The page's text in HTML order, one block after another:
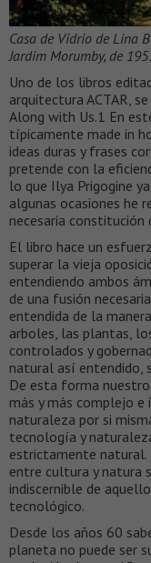
Casa de Vidrio de Lina
Jardim Morumby, de
Uno de los libros
arquitectura ACTAR,
Along with Us.1 En
típicamente made in
ideas duras y frases
pretende con la
lo que Ilya Prigogine
algunas ocasiones he
necesaria constitución
El libro hace un
superar la vieja
entendiendo ambos
de una fusión
entendida de la
arboles, las plantas,
controlados y
natural así entendido,
De esta forma
más y más complejo
naturaleza por si
tecnología y
estrictamente natural.
entre cultura y natura
indiscernible de
tecnológico.
Desde los años 60
planeta no puede ser